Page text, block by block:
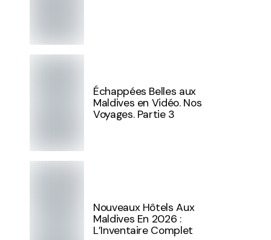
Échappées Belles aux
Maldives en Vidéo. Nos
Voyages. Partie 3
Nouveaux Hôtels Aux
Maldives En 2026 :
L’Inventaire Complet